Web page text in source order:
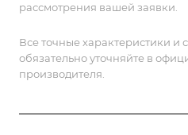
рассмотрения вашей заявки.
Все точные характеристики и
обязательно уточняйте в
производителя.